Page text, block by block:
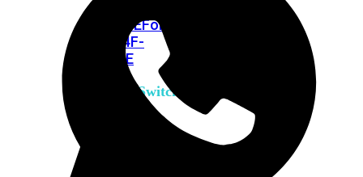
FPOEFortiSwitchRugged
424F-
POE
FortiSwitch